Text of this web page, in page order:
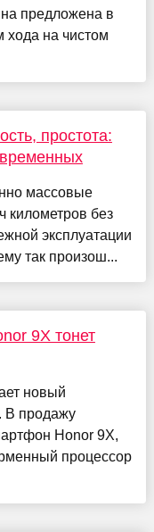
предложена в
хода на чистом
простота:
массовые
километров без
эксплуатации
так произош...
9X тонет
новый
В продажу
Honor 9X,
процессор